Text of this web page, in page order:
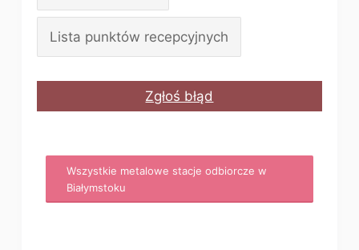
Lista punktów recepcyjnych
Zgłoś błąd
Wszystkie metalowe stacje odbiorcze w
Białymstoku